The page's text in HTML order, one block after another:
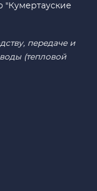
"Кумертауские
передаче и
(тепловой